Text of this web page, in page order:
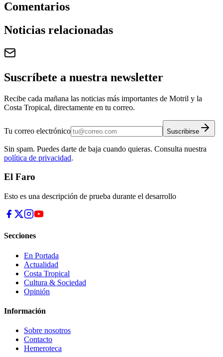
Comentarios
Noticias relacionadas
Suscríbete a nuestra newsletter
Recibe cada mañana las noticias más importantes de Motril y la
Costa Tropical, directamente en tu correo.
Tu correo electrónico Suscribirse
Sin spam. Puedes darte de baja cuando quieras. Consulta nuestra
política de privacidad.
El Faro
Esto es una descripción de prueba durante el desarrollo
Secciones
En Portada
Actualidad
Costa Tropical
Cultura & Sociedad
Opinión
Información
Sobre nosotros
Contacto
Hemeroteca